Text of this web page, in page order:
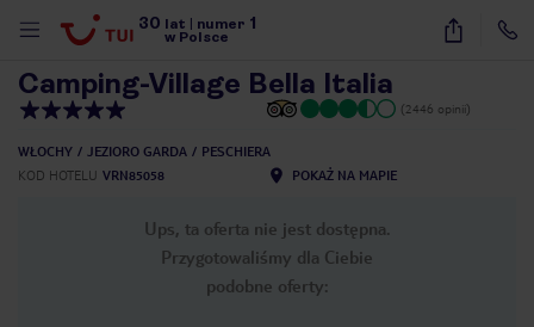
30 lat numer 1
w Polsce
26
Camping-Village Bella Italia
(2446 opinii)
WŁOCHY JEZIORO GARDA
PESCHIERA
KOD HOTELU VRN85058 POKAŻ NA MAPIE
Ups, ta oferta nie jest dostępna.
Przygotowaliśmy dla Ciebie
podobne oferty: